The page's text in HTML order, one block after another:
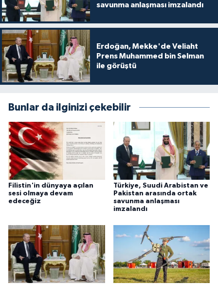
savunma anlaşması imzalandı
Erdoğan, Mekke'de Veliaht
Prens Muhammed bin Selman
ile görüştü
Bunlar da ilginizi çekebilir
Filistin'in dünyaya açılan
sesi olmaya devam
edeceğiz
Türkiye, Suudi Arabistan ve
Pakistan arasında ortak
savunma anlaşması
imzalandı